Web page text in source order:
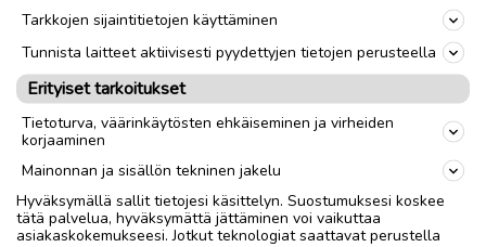
Tarkkojen sijaintitietojen käyttäminen
Tunnista laitteet aktiivisesti pyydettyjen tietojen perusteella
Erityiset tarkoitukset
Tietoturva, väärinkäytösten ehkäiseminen ja virheiden
korjaaminen
Mainonnan ja sisällön tekninen jakelu
Hyväksymällä sallit tietojesi käsittelyn. Suostumuksesi koskee
tätä palvelua, hyväksymättä jättäminen voi vaikuttaa
asiakaskokemukseesi. Jotkut teknologiat saattavat perustella